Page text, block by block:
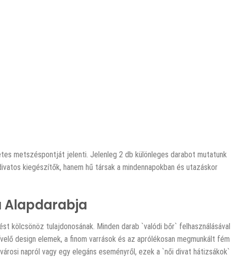
metszéspontját jelenti. Jelenleg 2 db különleges darabot mutatunk
kiegészítők, hanem hű társak a mindennapokban és utazáskor
Alapdarabja
kölcsönöz tulajdonosának. Minden darab `valódi bőr` felhasználásával
design elemek, a finom varrások és az aprólékosan megmunkált fém
napról vagy egy elegáns eseményről, ezek a `női divat hátizsákok`